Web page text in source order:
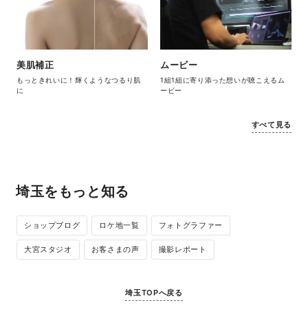
美肌補正
もっときれいに！輝くようなつるり肌
に
ムービー
1組1組に寄り添った想いが聴こえるム
ービー
すべて見る
埼玉をもっと知る
ショップブログ ロケ地一覧 フォトグラファー
大宮スタジオ お客さまの声 撮影レポート
埼玉TOPへ戻る